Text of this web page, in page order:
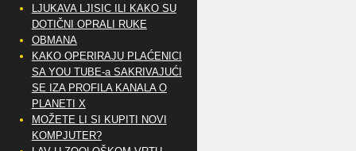
LJUKAVA LJISIC ILI KAKO SU
DOTIČNI OPRALI RUKE
OBMANA
KAKO OPERIRAJU PLAĆENICI
SA YOU TUBE-a SAKRIVAJUĆI
SE IZA PROFILA KANALA O
PLANETI X
MOŽETE LI SI KUPITI NOVI
KOMPJUTER?